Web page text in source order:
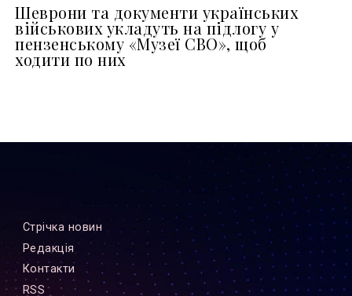
Шеврони та документи українських
військових укладуть на підлогу у
пензенському «Музеї СВО», щоб
ходити по них
Стрiчка новин
Редакцiя
Контакти
RSS